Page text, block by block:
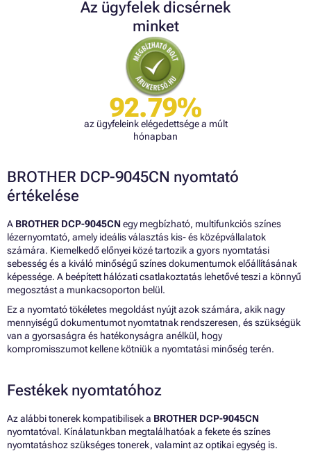
Az ügyfelek dicsérnek
minket
92.79%
az ügyfeleink elégedettsége a múlt
hónapban
BROTHER DCP-9045CN nyomtató
értékelése
A BROTHER DCP-9045CN egy megbízható, multifunkciós színes
lézernyomtató, amely ideális választás kis- és középvállalatok
számára. Kiemelkedő előnyei közé tartozik a gyors nyomtatási
sebesség és a kiváló minőségű színes dokumentumok előállításának
képessége. A beépített hálózati csatlakoztatás lehetővé teszi a könnyű
megosztást a munkacsoporton belül.
Ez a nyomtató tökéletes megoldást nyújt azok számára, akik nagy
mennyiségű dokumentumot nyomtatnak rendszeresen, és szükségük
van a gyorsaságra és hatékonyságra anélkül, hogy
kompromisszumot kellene kötniük a nyomtatási minőség terén.
Festékek nyomtatóhoz
Az alábbi tonerek kompatibilisek a BROTHER DCP-9045CN
nyomtatóval. Kínálatunkban megtalálhatóak a fekete és színes
nyomtatáshoz szükséges tonerek, valamint az optikai egység is.